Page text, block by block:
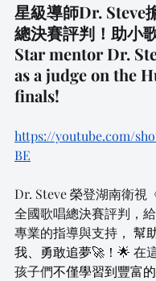
星級導師Dr. Steve
總決賽評判！助小
Star mentor Dr.
as a judge on the
finals!
https://youtube.com/
BE
Dr. Steve 榮登湖南衛視
全國歌唱總決賽評判，
專業的指導與支持， 幫
我、勇敢追夢🚀！ 🌟 在
孩子們不僅學習到豐富